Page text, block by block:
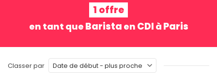
1 offre
en tant que Barista en CDI à Paris
Classer par